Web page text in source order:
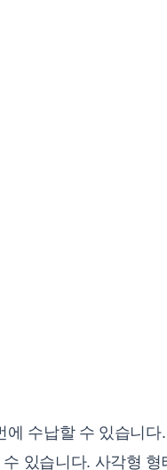
수납할 수 있습니다
있습니다. 사각형 형